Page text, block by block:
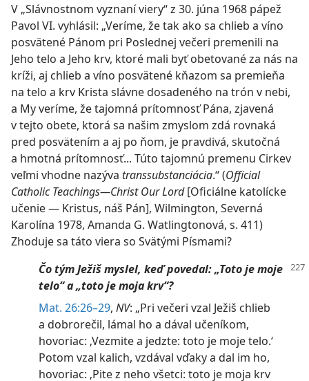
V „Slávnostnom vyznaní viery“ z 30. júna 1968 pápež
Pavol VI. vyhlásil: „Veríme, že tak ako sa chlieb a víno
posvätené Pánom pri Poslednej večeri premenili na
Jeho telo a Jeho krv, ktoré mali byť obetované za nás na
kríži, aj chlieb a víno posvätené kňazom sa premieňa
na telo a krv Krista slávne dosadeného na trón v nebi,
a My veríme, že tajomná prítomnosť Pána, zjavená
v tejto obete, ktorá sa našim zmyslom zdá rovnaká
pred posvätením a aj po ňom, je pravdivá, skutočná
a hmotná prítomnosť... Túto tajomnú premenu Cirkev
veľmi vhodne nazýva transsubstanciácia.“ ​(Official
Catholic Teachings—Christ Our Lord[Oficiálne katolícke
učenie — Kristus, náš Pán], Wilmington, Severná
Karolína 1978, Amanda G. Watlingtonová, s. 411)
Zhoduje sa táto viera so Svätými Písmami?
Čo tým Ježiš myslel, keď povedal: „Toto je moje
telo“ a „toto je moja krv“?
Mat. 26:26–29, NV: „Pri večeri vzal Ježiš chlieb
a dobrorečil, lámal ho a dával učeníkom,
hovoriac: ‚Vezmite a jedzte: toto je moje telo.‘
Potom vzal kalich, vzdával vďaky a dal im ho,
hovoriac: ‚Pite z neho všetci: toto je moja krv